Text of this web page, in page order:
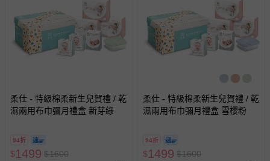
柔仕 - 特級棉柔新生兒賀禮 / 乾
濕兩用布巾彌月禮盒 新芽綠
94折
$1499 $1600
柔仕 - 特級棉柔新生兒賀禮 / 乾
濕兩用布巾彌月禮盒 雪櫻粉
94折
$1499 $1600